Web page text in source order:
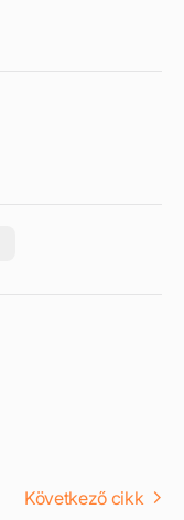
Következő cikk